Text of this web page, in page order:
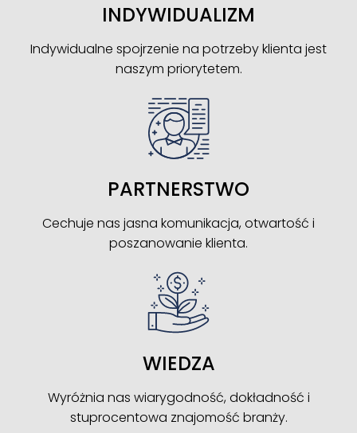
INDYWIDUALIZM
Indywidualne spojrzenie na potrzeby klienta jest
naszym priorytetem.
PARTNERSTWO
Cechuje nas jasna komunikacja, otwartość i
poszanowanie klienta.
WIEDZA
Wyróżnia nas wiarygodność, dokładność i
stuprocentowa znajomość branży.